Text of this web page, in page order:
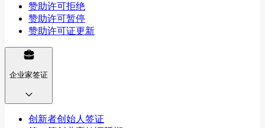
赞助许可拒绝
赞助许可暂停
赞助许可证更新
企业家签证
创新者创始人签证